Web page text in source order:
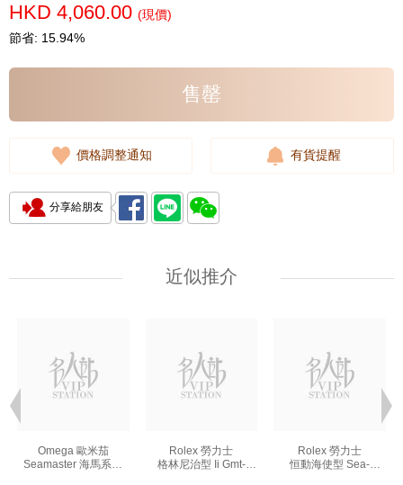
HKD 4,060.00 (現價)
節省: 15.94%
售罄
價格調整通知 有貨提醒
分享給朋友
近似推介
Omega 歐米茄
Seamaster 海馬系列
Rolex 勞力士
格林尼治型 Ii Gmt-
Rolex 勞力士
恒動海使型 Sea-